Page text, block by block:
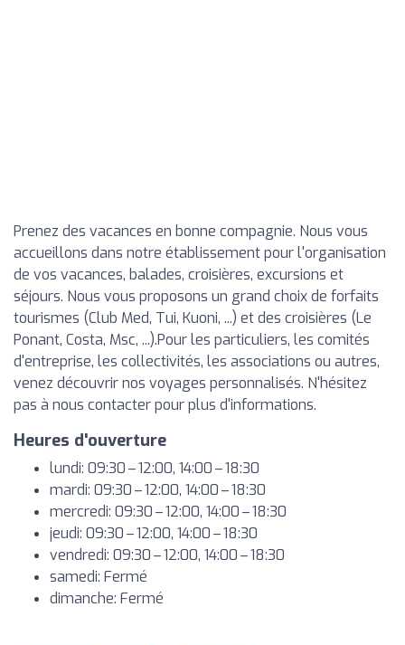
Prenez des vacances en bonne compagnie. Nous vous
accueillons dans notre établissement pour l'organisation
de vos vacances, balades, croisières, excursions et
séjours. Nous vous proposons un grand choix de forfaits
tourismes (Club Med, Tui, Kuoni, ...) et des croisières (Le
Ponant, Costa, Msc, ...).Pour les particuliers, les comités
d'entreprise, les collectivités, les associations ou autres,
venez découvrir nos voyages personnalisés. N'hésitez
pas à nous contacter pour plus d'informations.
Heures d'ouverture
lundi: 09:30 – 12:00, 14:00 – 18:30
mardi: 09:30 – 12:00, 14:00 – 18:30
mercredi: 09:30 – 12:00, 14:00 – 18:30
jeudi: 09:30 – 12:00, 14:00 – 18:30
vendredi: 09:30 – 12:00, 14:00 – 18:30
samedi: Fermé
dimanche: Fermé